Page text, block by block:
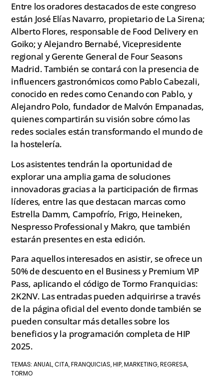
Entre los oradores destacados de este congreso
están José Elías Navarro, propietario de La Sirena;
Alberto Flores, responsable de Food Delivery en
Goiko; y Alejandro Bernabé, Vicepresidente
regional y Gerente General de Four Seasons
Madrid. También se contará con la presencia de
influencers gastronómicos como Pablo Cabezali,
conocido en redes como Cenando con Pablo, y
Alejandro Polo, fundador de Malvón Empanadas,
quienes compartirán su visión sobre cómo las
redes sociales están transformando el mundo de
la hostelería.
Los asistentes tendrán la oportunidad de
explorar una amplia gama de soluciones
innovadoras gracias a la participación de firmas
líderes, entre las que destacan marcas como
Estrella Damm, Campofrío, Frigo, Heineken,
Nespresso Professional y Makro, que también
estarán presentes en esta edición.
Para aquellos interesados en asistir, se ofrece un
50% de descuento en el Business y Premium VIP
Pass, aplicando el código de Tormo Franquicias:
2K2NV. Las entradas pueden adquirirse a través
de la página oficial del evento donde también se
pueden consultar más detalles sobre los
beneficios y la programación completa de HIP
2025.
TEMAS:ANUAL ,CITA ,FRANQUICIAS ,HIP ,MARKETING ,REGRESA
TORMO